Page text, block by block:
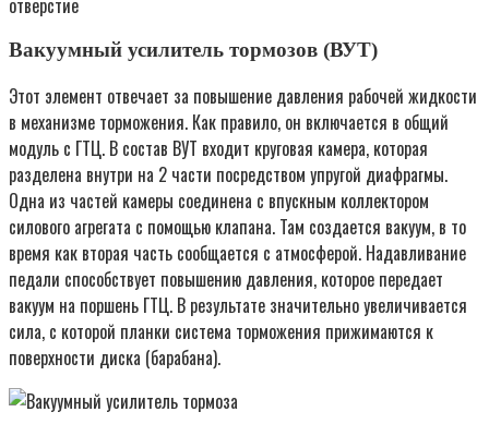
Вакуумный усилитель тормозов (ВУТ)
Этот элемент отвечает за повышение давления рабочей жидкости
в механизме торможения. Как правило, он включается в общий
модуль с ГТЦ. В состав ВУТ входит круговая камера, которая
разделена внутри на 2 части посредством упругой диафрагмы.
Одна из частей камеры соединена с впускным коллектором
силового агрегата с помощью клапана. Там создается вакуум, в то
время как вторая часть сообщается с атмосферой. Надавливание
педали способствует повышению давления, которое передает
вакуум на поршень ГТЦ. В результате значительно увеличивается
сила, с которой планки система торможения прижимаются к
поверхности диска (барабана).